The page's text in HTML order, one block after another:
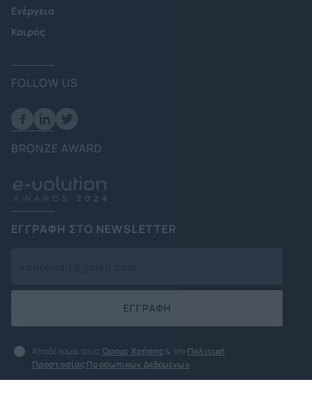
Ενέργεια
Καιρός
FOLLOW US
BRONZE AWARD
ΕΓΓΡΑΦΗ ΣΤΟ NEWSLETTER
ΕΓΓΡΑΦΗ
Αποδέχομαι τους Όρους Χρήσης & την Πολιτική
Προστασίας Προσωπικών Δεδομένων